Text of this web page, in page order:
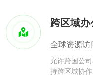
跨区域办
全球资源访
允许跨国公
持跨区域协作